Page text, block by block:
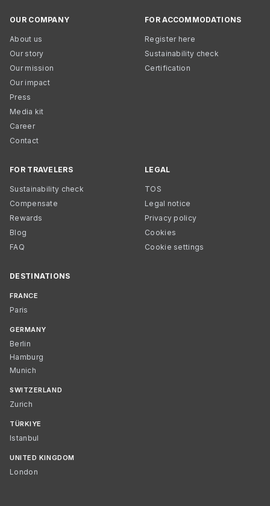
OUR COMPANY
About us
Our story
Our mission
Our impact
Press
Media kit
Career
Contact
FOR ACCOMMODATIONS
Register here
Sustainability check
Certification
FOR TRAVELERS
Sustainability check
Compensate
Rewards
Blog
FAQ
LEGAL
TOS
Legal notice
Privacy policy
Cookies
Cookie settings
DESTINATIONS
FRANCE
Paris
GERMANY
Berlin
Hamburg
Munich
SWITZERLAND
Zurich
TÜRKIYE
Istanbul
UNITED KINGDOM
London